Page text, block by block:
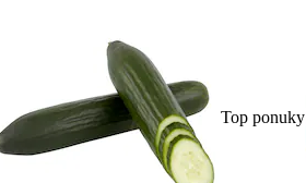
Top ponuky